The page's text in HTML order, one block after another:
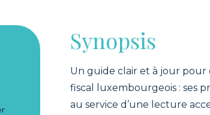
Synopsis
Un guide clair et à jour pour
fiscal luxembourgeois : ses
au service d’une lecture